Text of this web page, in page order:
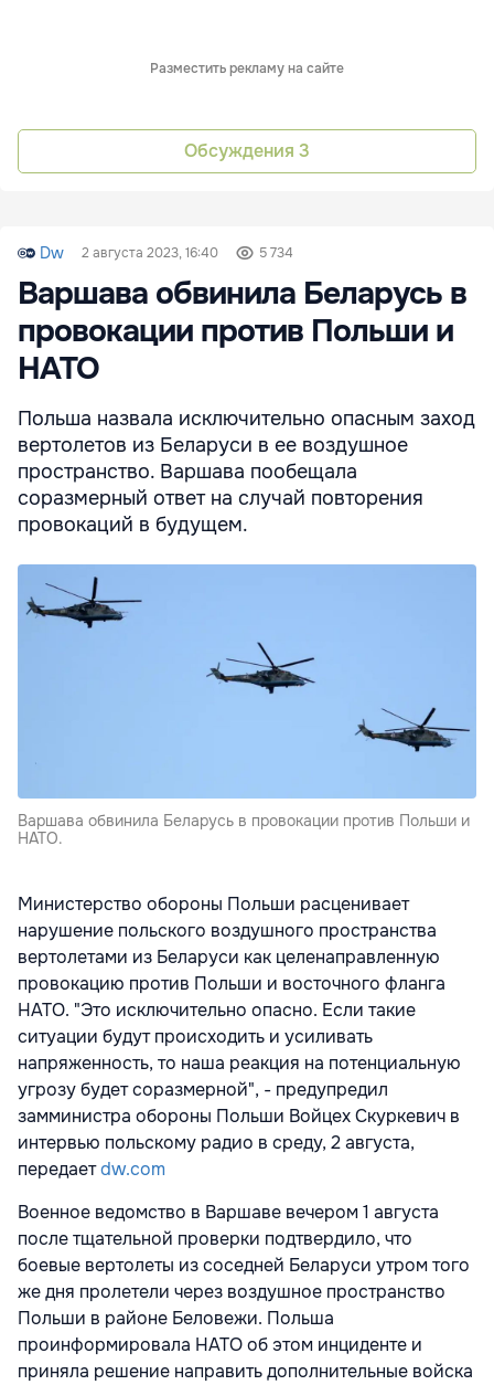
Разместить рекламу на сайте
Обсуждения 3
Dw 2 августа 2023, 16:40 5 734
Варшава обвинила Беларусь в
провокации против Польши и
НАТО
Польша назвала исключительно опасным заход
вертолетов из Беларуси в ее воздушное
пространство. Варшава пообещала
соразмерный ответ на случай повторения
провокаций в будущем.
Варшава обвинила Беларусь в провокации против Польши и
НАТО.
Министерство обороны Польши расценивает
нарушение польского воздушного пространства
вертолетами из Беларуси как целенаправленную
провокацию против Польши и восточного фланга
НАТО. "Это исключительно опасно. Если такие
ситуации будут происходить и усиливать
напряженность, то наша реакция на потенциальную
угрозу будет соразмерной", - предупредил
замминистра обороны Польши Войцех Скуркевич в
интервью польскому радио в среду, 2 августа,
передаетdw.com
Военное ведомство в Варшаве вечером 1 августа
после тщательной проверки подтвердило, что
боевые вертолеты из соседней Беларуси утром того
же дня пролетели через воздушное пространство
Польши в районе Беловежи. Польша
проинформировала НАТО об этом инциденте и
приняла решение направить дополнительные войска